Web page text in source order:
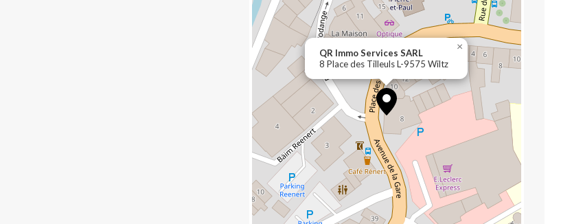
QR Immo Services SARL
8 Place des Tilleuls L-9575 Wiltz
×